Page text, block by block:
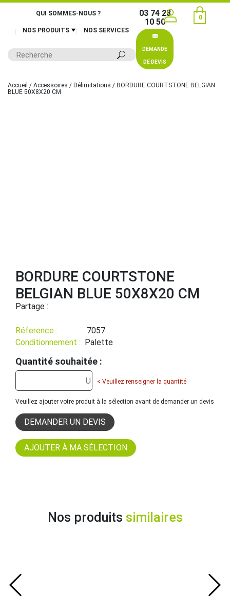
QUI SOMMES-NOUS ?
NOS PRODUITS NOS SERVICES
03 74 28
10 50
DEMANDE
DE DEVIS
0
Accueil / Accessoires / Délimitations / BORDURE COURTSTONE BELGIAN
BLUE 50X8X20 CM
BORDURE COURTSTONE
BELGIAN BLUE 50X8X20 CM
Partage :
Réference :
7057
Conditionnement : Palette
Quantité souhaitée :
< Veuillez renseigner la quantité
Veuillez ajouter votre produit à la sélection avant de demander un devis
DEMANDER UN DEVIS
Nos produits similaires